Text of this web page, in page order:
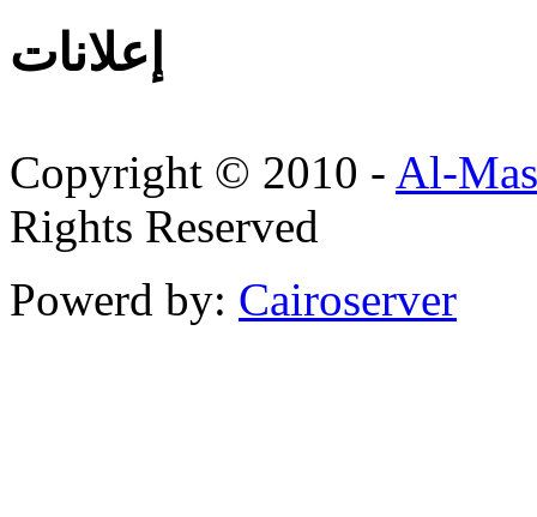
إعلانات
Copyright © 2010 - Al-
Rights Reserved
Powerd by: Cairoserver